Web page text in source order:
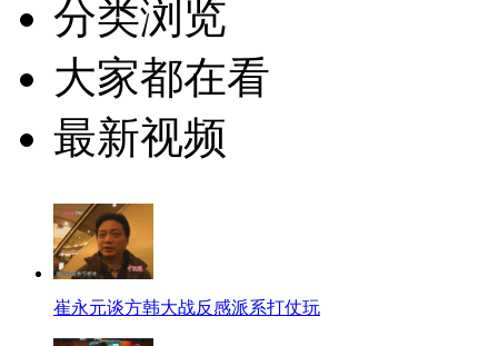
分类浏览
大家都在看
最新视频
崔永元谈方韩大战反感派系打仗玩